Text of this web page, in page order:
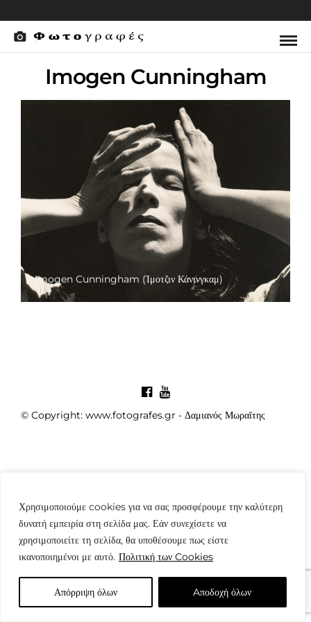
Χρησιμοποιούμε cookies για να σας προσφέρουμε την καλύτερη
δυνατή εμπειρία στη σελίδα μας. Εάν συνεχίσετε να
χρησιμοποιείτε τη σελίδα, θα υποθέσουμε πως είστε
ικανοποιημένοι με αυτό. Πολιτική των Cookies
Απόρριψη όλων Aποδοχή όλων
Imogen Cunningham
Imogen Cunningham (Ίμοτζιν Κάνινγκαμ)
© Copyright: www.fotografes.gr - Δαμιανός Μωραΐτης